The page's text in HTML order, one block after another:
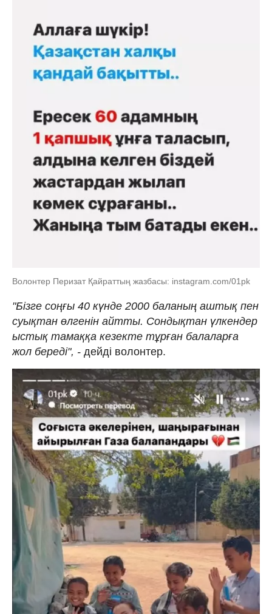
Волонтер Перизат Қайраттың жазбасы: instagram.com/01pk
"Бізге соңғы 40 күнде 2000 баланың аштық пен
суықтан өлгенін айтты. Сондықтан үлкендер
ыстық тамаққа кезекте тұрған балаларға
жол береді", - дейді волонтер.